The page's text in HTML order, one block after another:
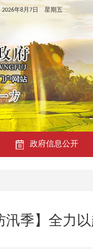
2026年8月7日 星期五
政府信息公开
汛季】全力